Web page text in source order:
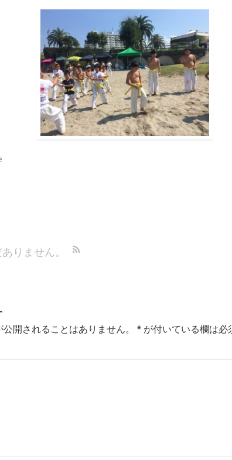
りません。
開されることはありません。 * が付いている欄は必